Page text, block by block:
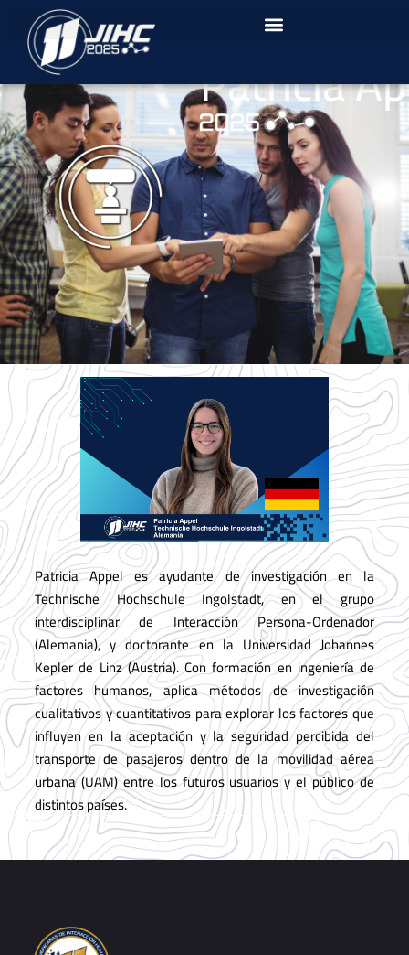
Patricia
Patricia Appel es ayudante de investigación en la
Technische Hochschule Ingolstadt, en el grupo
interdisciplinar de Interacción Persona-Ordenador
(Alemania), y doctorante en la Universidad Johannes
Kepler de Linz (Austria). Con formación en ingeniería de
factores humanos, aplica métodos de investigación
cualitativos y cuantitativos para explorar los factores que
influyen en la aceptación y la seguridad percibida del
transporte de pasajeros dentro de la movilidad aérea
urbana (UAM) entre los futuros usuarios y el público de
distintos países.